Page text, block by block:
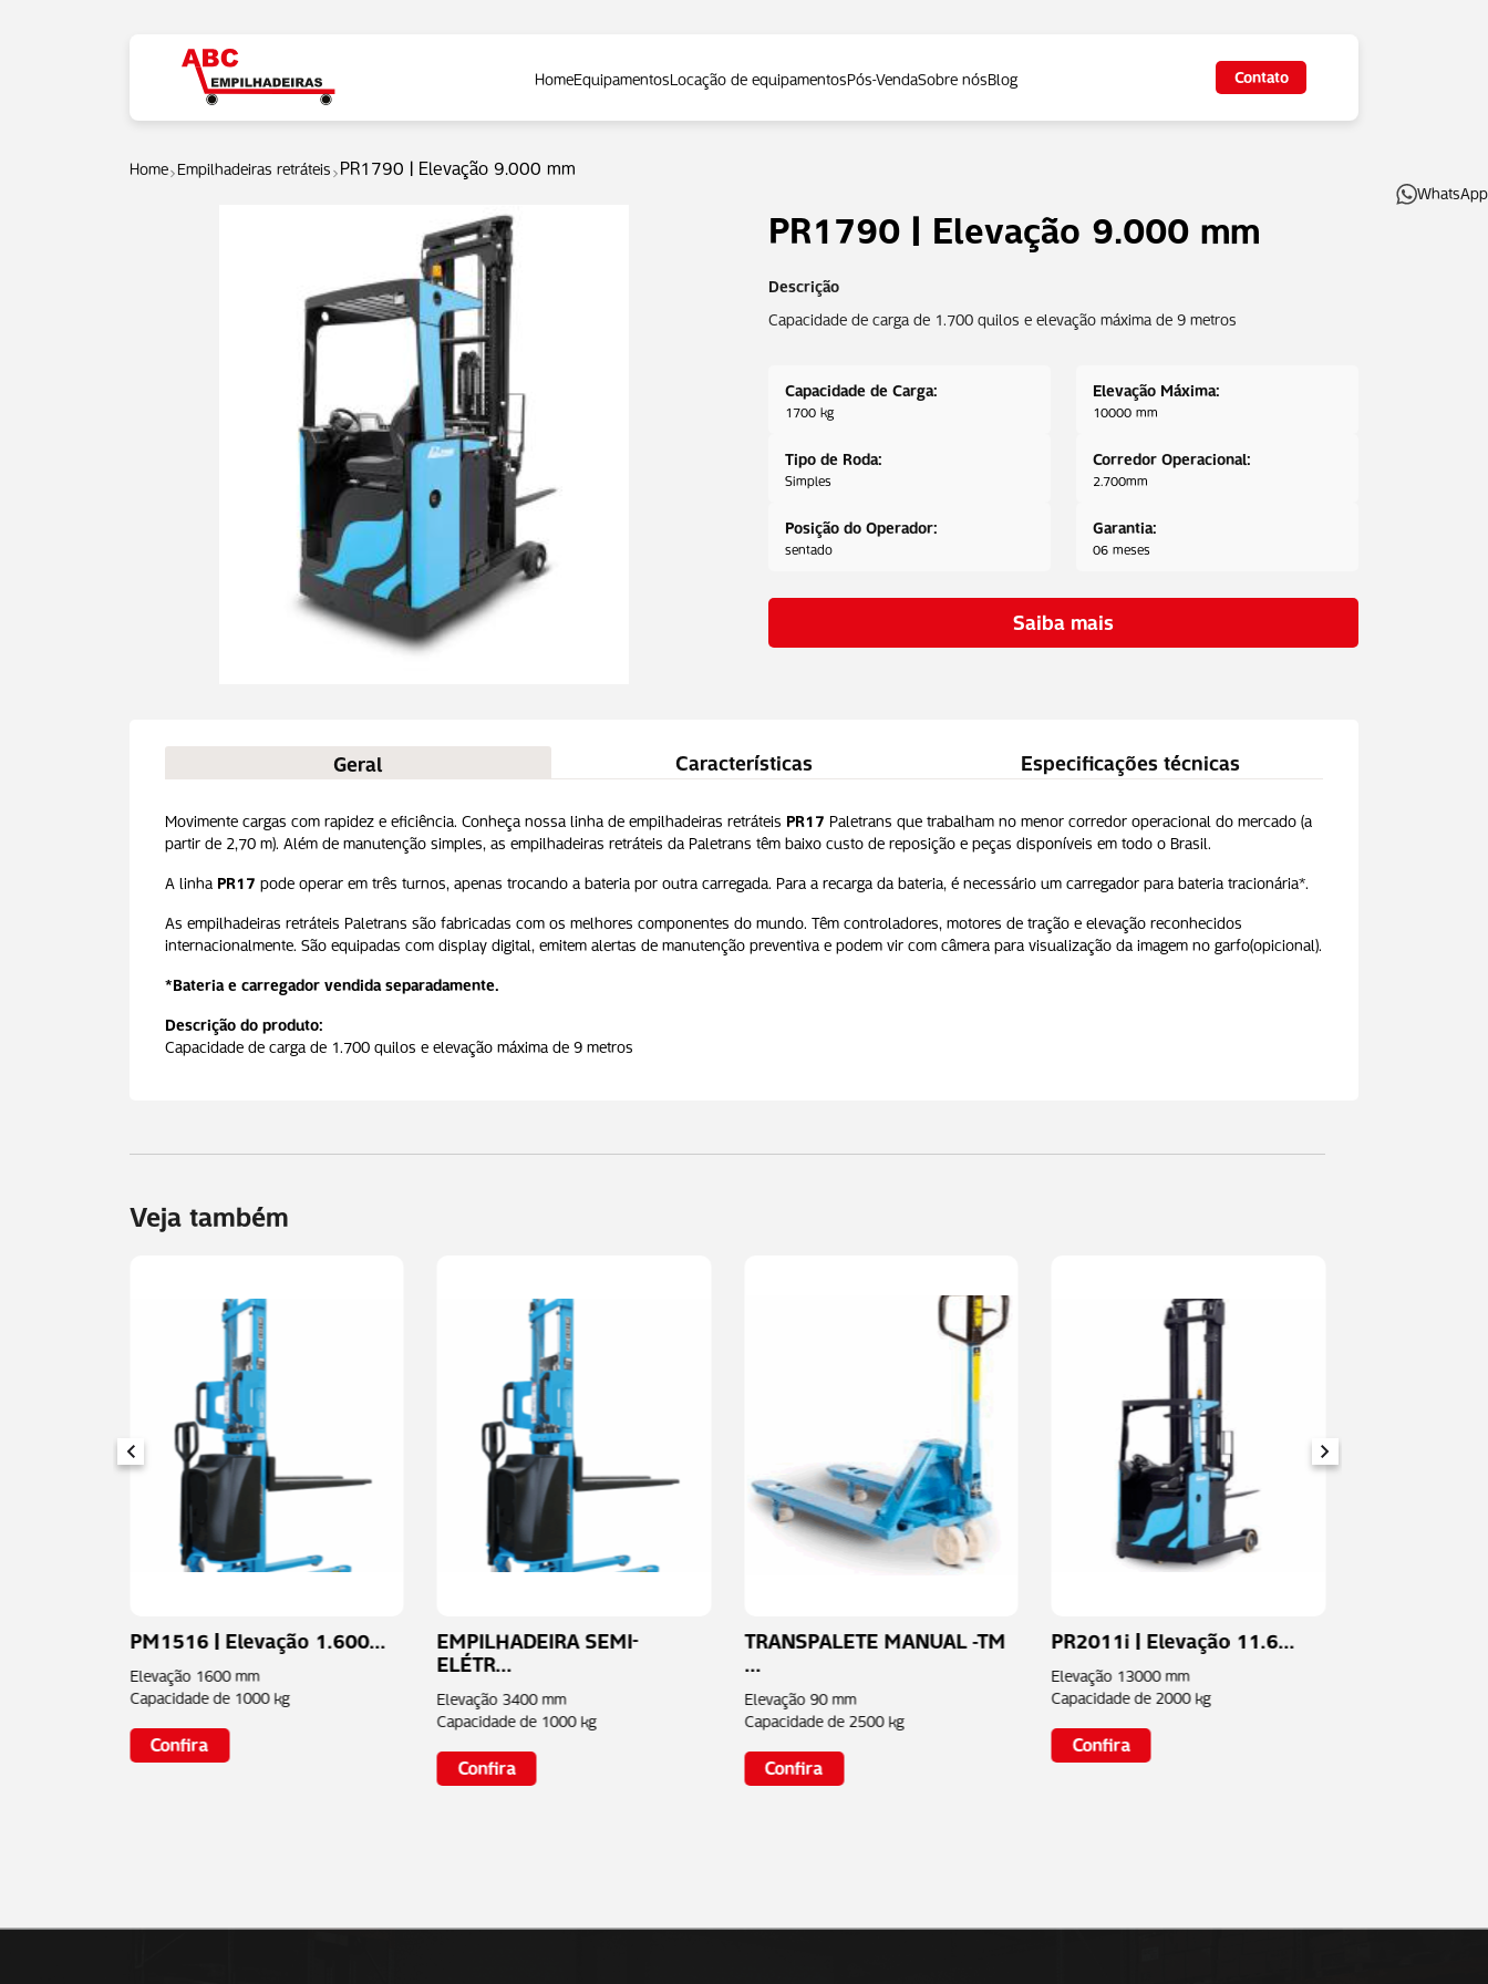
HomeEquipamentosLocação de equipamentosPós-VendaSobre nósBlog Contato
Home Empilhadeiras retráteis PR1790 | Elevação 9.000 mm
WhatsApp
PR1790 | Elevação 9.000 mm
Capacidade de carga de 1.700 quilos e elevação máxima de 9 metros
Capacidade de Carga:
1700 kg
Elevação Máxima:
10000 mm
Tipo de Roda:
Simples
Corredor Operacional:
2.700mm
Posição do Operador:
sentado
Garantia:
06 meses
Saiba mais
Geral Características Especificações técnicas
Movimente cargas com rapidez e eficiência. Conheça nossa linha de empilhadeiras retráteis PR17 Paletrans que trabalham no menor corredor operacional do mercado (a
partir de 2,70 m). Além de manutenção simples, as empilhadeiras retráteis da Paletrans têm baixo custo de reposição e peças disponíveis em todo o Brasil.
A linha PR17 pode operar em três turnos, apenas trocando a bateria por outra carregada. Para a recarga da bateria, é necessário um carregador para bateria tracionária*.
As empilhadeiras retráteis Paletrans são fabricadas com os melhores componentes do mundo. Têm controladores, motores de tração e elevação reconhecidos
internacionalmente. São equipadas com display digital, emitem alertas de manutenção preventiva e podem vir com câmera para visualização da imagem no garfo(opicional).
*Bateria e carregador vendida separadamente.
Descrição do produto:
Capacidade de carga de 1.700 quilos e elevação máxima de 9 metros
PM1516 | Elevação 1.600...
Elevação 1600 mm
Capacidade de 1000 kg
Confira
EMPILHADEIRA SEMI-
ELÉTR...
Elevação3400 mm
Capacidade de 1000 kg
Confira
TRANSPALETE MANUAL -TM
...
Elevação90 mm
Capacidade de2500 kg
Confira
PR2011i | Elevação 11.6...
Elevação 13000 mm
Capacidade de2000 kg
Confira